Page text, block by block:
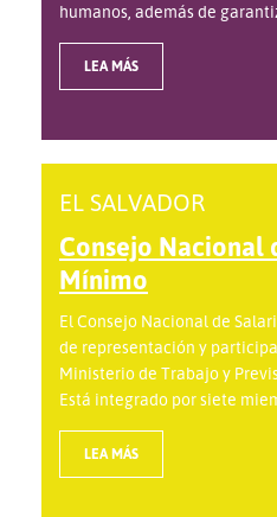
humanos, además de
LEA MÁS
EL SALVADOR
Consejo Nacional
Mínimo
El Consejo Nacional de
de representación y
Ministerio de Trabajo y
Está integrado por siete
LEA MÁS